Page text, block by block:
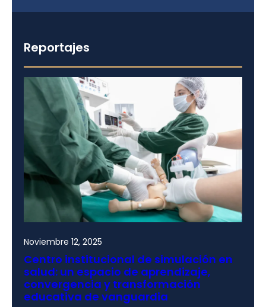
Reportajes
Noviembre 12, 2025
Centro institucional de simulación en
salud: un espacio de aprendizaje,
convergencia y transformación
educativa de vanguardia